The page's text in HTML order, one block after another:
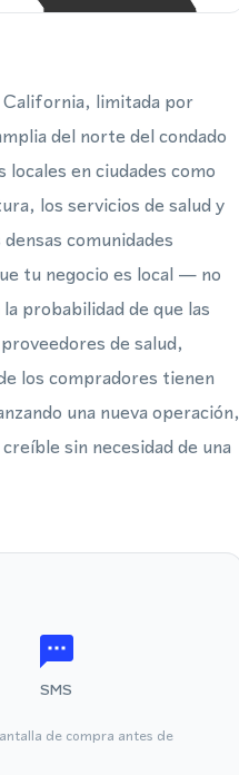
California, limitada por
del norte del condado
en ciudades como
los servicios de salud y
comunidades
tu negocio es local — no
probabilidad de que las
de salud,
los compradores tienen
una nueva operación,
sin necesidad de una
SMS
de compra antes de